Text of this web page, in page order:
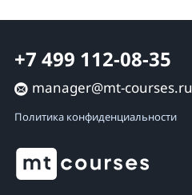
+7 499 112-08-35
manager@mt-courses.ru
Политика конфиденциальности